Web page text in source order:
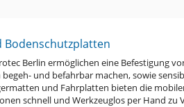
Bodenschutzplatten
Berlin ermöglichen eine Befestigung
und befahrbar machen, sowie
und Fahrplatten bieten die
schnell und Werkzeuglos per Hand zu